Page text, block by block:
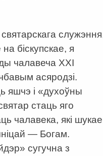
біскупскае, я
чалавеча ХХІ
асяродзі.
яшчэ і «духоўны
стаць яго
чалавека, які шукае
— Богам.
сугучна з